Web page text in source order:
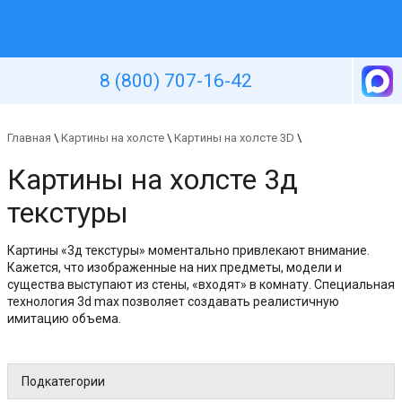
8 (800) 707-16-42
Главная \ Картины на холсте \ Картины на холсте 3D \
Картины на холсте 3д
текстуры
Картины «3д текстуры» моментально привлекают внимание.
Кажется, что изображенные на них предметы, модели и
существа выступают из стены, «входят» в комнату. Специальная
технология 3d max позволяет создавать реалистичную
имитацию объема.
Подкатегории